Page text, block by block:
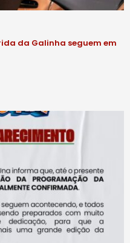
da Galinha seguem em